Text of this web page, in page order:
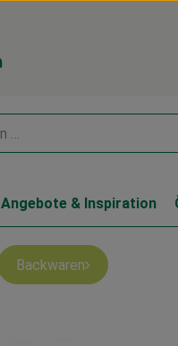
Angebote & Inspiration
Backwaren